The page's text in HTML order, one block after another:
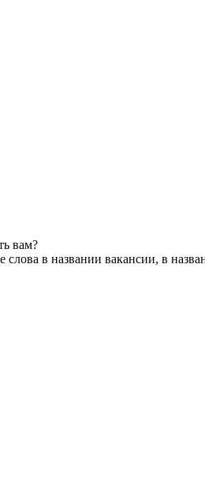
вам?
слова в названии вакансии, в